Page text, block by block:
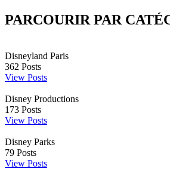
PARCOURIR PAR
Disneyland Paris
362 Posts
View Posts
Disney Productions
173 Posts
View Posts
Disney Parks
79 Posts
View Posts